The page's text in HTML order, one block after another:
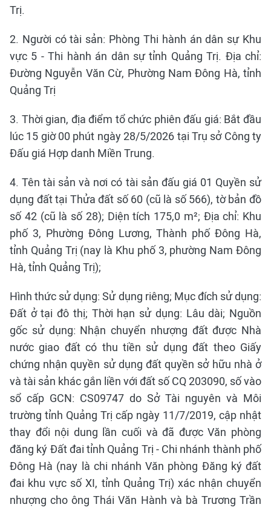
Trị.
2. Người có tài sản: Phòng Thi hành án dân sự Khu
vực 5 - Thi hành án dân sự tỉnh Quảng Trị. Địa chỉ:
Đường Nguyễn Văn Cừ, Phường Nam Đông Hà, tỉnh
Quảng Trị
3. Thời gian, địa điểm tổ chức phiên đấu giá: Bắt đầu
lúc 15 giờ 00 phút ngày 28/5/2026 tại Trụ sở Công ty
Đấu giá Hợp danh Miền Trung.
4. Tên tài sản và nơi có tài sản đấu giá 01 Quyền sử
dụng đất tại Thửa đất số 60 (cũ là số 566), tờ bản đồ
số 42 (cũ là số 28); Diện tích 175,0 m²; Địa chỉ: Khu
phố 3, Phường Đông Lương, Thành phố Đông Hà,
tỉnh Quảng Trị (nay là Khu phố 3, phường Nam Đông
Hà, tỉnh Quảng Trị);
Hình thức sử dụng: Sử dụng riêng; Mục đích sử dụng:
Đất ở tại đô thị; Thời hạn sử dụng: Lâu dài; Nguồn
gốc sử dụng: Nhận chuyển nhượng đất được Nhà
nước giao đất có thu tiền sử dụng đất theo Giấy
chứng nhận quyền sử dụng đất quyền sở hữu nhà ở
và tài sản khác gắn liền với đất số CQ 203090, số vào
sổ cấp GCN: CS09747 do Sở Tài nguyên và Môi
trường tỉnh Quảng Trị cấp ngày 11/7/2019, cập nhật
thay đổi nội dung lần cuối và đã được Văn phòng
đăng ký Đất đai tỉnh Quảng Trị - Chi nhánh thành phố
Đông Hà (nay là chi nhánh Văn phòng Đăng ký đất
đai khu vực số XI, tỉnh Quảng Trị) xác nhận chuyển
nhượng cho ông Thái Văn Hành và bà Trương Trần